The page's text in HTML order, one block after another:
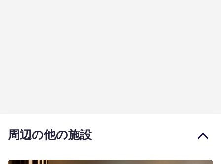
周辺の他の施設